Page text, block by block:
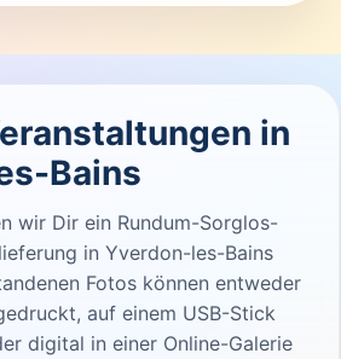
in
Bains
wir Dir ein Rundum-Sorglos-
in Yverdon-les-Bains
Fotos können entweder
auf einem USB-Stick
digital in einer Online-Galerie